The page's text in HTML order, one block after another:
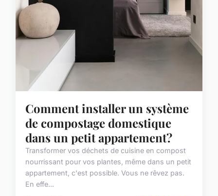
Comment installer un système
de compostage domestique
dans un petit appartement?
Transformer vos déchets de cuisine en compost
nourrissant pour vos plantes, même dans un petit
appartement, c'est possible. Vous ne rêvez pas.
En effe...